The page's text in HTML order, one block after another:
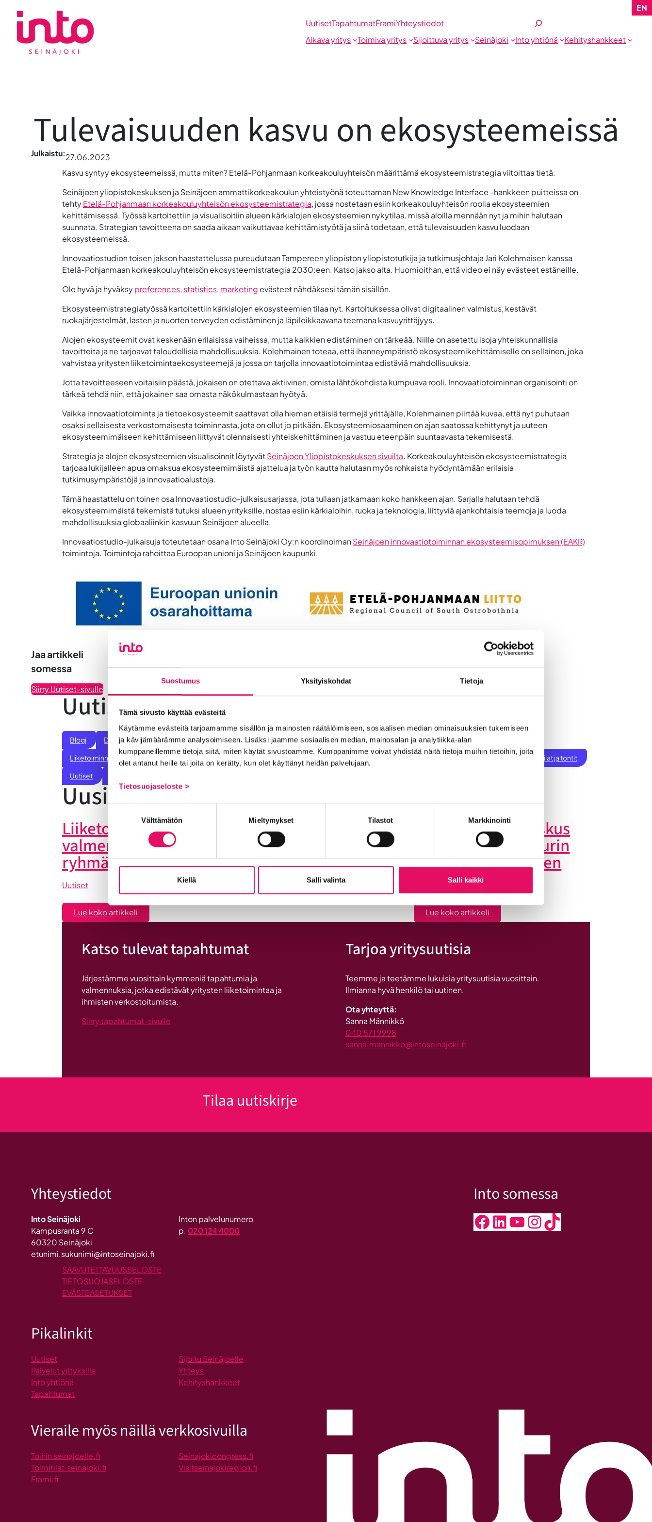
Suostumus Yksityiskohdat Tietoja
Tämä sivusto käyttää evästeitä
Käytämme evästeitä tarjoamamme sisällön ja mainosten räätälöimiseen, sosiaalisen median ominaisuuksien tukemiseen
ja kävijämäärämme analysoimiseen. Lisäksi jaamme sosiaalisen median, mainosalan ja analytiikka-alan
kumppaneillemme tietoja siitä, miten käytät sivustoamme. Kumppanimme voivat yhdistää näitä tietoja muihin tietoihin, joita
olet antanut heille tai joita on kerätty, kun olet käyttänyt heidän palvelujaan.
Tietosuojaseloste >
Välttämätön Mieltymykset Tilastot Markkinointi
Kiellä Salli valinta Salli kaikki
sisältöön
UutisetTapahtumatFramiYhteystiedot
Etsi
Alkava yritys
Toimiva yritys Sijoittuva yritys Seinäjoki Into yhtiönä Kehityshankkeet
EN
Tulevaisuuden kasvu on ekosysteemeissä
Julkaistu:27.06.2023
Kasvu syntyy ekosysteemeissä, mutta miten? Etelä-Pohjanmaan korkeakouluyhteisön määrittämä ekosysteemistrategia viitoittaa tietä.
Seinäjoen yliopistokeskuksen ja Seinäjoen ammattikorkeakoulun yhteistyönä toteuttaman New Knowledge Interface -hankkeen puitteissa on
tehtyEtelä-Pohjanmaan korkeakouluyhteisön ekosysteemistrategia, jossa nostetaan esiin korkeakouluyhteisön roolia ekosysteemien
kehittämisessä. Työssä kartoitettiin ja visualisoitiin alueen kärkialojen ekosysteemien nykytilaa, missä aloilla mennään nyt ja mihin halutaan
suunnata. Strategian tavoitteena on saada aikaan vaikuttavaa kehittämistyötä ja siinä todetaan, että tulevaisuuden kasvu luodaan
ekosysteemeissä.
Innovaatiostudion toisen jakson haastattelussa pureudutaan Tampereen yliopiston yliopistotutkija ja tutkimusjohtaja Jari Kolehmaisen kanssa
Etelä-Pohjanmaan korkeakouluyhteisön ekosysteemistrategia 2030:een. Katso jakso alta. Huomioithan, että video ei näy evästeet estäneille.
Ole hyvä ja hyväksypreferences, statistics, marketing evästeet nähdäksesi tämän sisällön.
Ekosysteemistrategiatyössä kartoitettiin kärkialojen ekosysteemien tilaa nyt. Kartoituksessa olivat digitaalinen valmistus, kestävät
ruokajärjestelmät, lasten ja nuorten terveyden edistäminen ja läpileikkaavana teemana kasvuyrittäjyys.
Alojen ekosysteemit ovat keskenään erilaisissa vaiheissa, mutta kaikkien edistäminen on tärkeää. Niille on asetettu isoja yhteiskunnallisia
tavoitteita ja ne tarjoavat taloudellisia mahdollisuuksia. Kolehmainen toteaa, että ihanneympäristö ekosysteemikehittämiselle on sellainen, joka
vahvistaa yritysten liiketoimintaekosysteemejä ja jossa on tarjolla innovaatiotoimintaa edistäviä mahdollisuuksia.
Jotta tavoitteeseen voitaisiin päästä, jokaisen on otettava aktiivinen, omista lähtökohdista kumpuava rooli. Innovaatiotoiminnan organisointi on
tärkeä tehdä niin, että jokainen saa omasta näkökulmastaan hyötyä.
Vaikka innovaatiotoiminta ja tietoekosysteemit saattavat olla hieman etäisiä termejä yrittäjälle, Kolehmainen piirtää kuvaa, että nyt puhutaan
osaksi sellaisesta verkostomaisesta toiminnasta, jota on ollut jo pitkään. Ekosysteemiosaaminen on ajan saatossa kehittynyt ja uuteen
ekosysteemimäiseen kehittämiseen liittyvät olennaisesti yhteiskehittäminen ja vastuu eteenpäin suuntaavasta tekemisestä.
Strategia ja alojen ekosysteemien visualisoinnit löytyvätSeinäjoen Yliopistokeskuksen sivuilta. Korkeakouluyhteisön ekosysteemistrategia
tarjoaa lukijalleen apua omaksua ekosysteemimäistä ajattelua ja työn kautta halutaan myös rohkaista hyödyntämään erilaisia
tutkimusympäristöjä ja innovaatioalustoja.
Tämä haastattelu on toinen osa Innovaatiostudio-julkaisusarjassa, jota tullaan jatkamaan koko hankkeen ajan. Sarjalla halutaan tehdä
ekosysteemimäistä tekemistä tutuksi alueen yrityksille, nostaa esiin kärkialoihin, ruoka ja teknologia, liittyviä ajankohtaisia teemoja ja luoda
mahdollisuuksia globaaliinkin kasvuun Seinäjoen alueella.
Innovaatiostudio-julkaisuja toteutetaan osana Into Seinäjoki Oy:n koordinoimanSeinäjoen innovaatiotoiminnan ekosysteemisopimuksen (EAKR)
toimintoja. Toimintoja rahoittaa Euroopan unioni ja Seinäjoen kaupunki.
Jaa artikkeli
somessa
Siirry Uutiset-sivulle
Uutiskategoriat
Blogi Digitalisaatio Ekosysteemi Into työpaikkana Kansainvälistyminen Liikeidea ja yrityksen perustaminen
Liiketoiminnan valmennukset Sijoittuminen Seinäjoelle Töihin Seinäjoelle Toimitilat ja tontit
Uutiset
Uusimmat uutiset
Liiketoiminta lentoon -
valmennuksessa hyödyt
ryhmän tuesta
Uutiset
Lue koko artikkeli
Liiketoiminta
-
valmennuksessa
ryhmän
tuesta
Maailma löysi Seinäjoen
Uutiset
Lue koko artikkeli:
Seinäjoen datakeskus
on Britannnian suurin
investointi Suomeen
Lue koko artikkeli
Seinäjoen
investointi
Katso tulevat tapahtumat
Järjestämme vuosittain kymmeniä tapahtumia ja
valmennuksia, jotka edistävät yritysten liiketoimintaa ja
ihmisten verkostoitumista.
Siirry tapahtumat-sivulle
Tarjoa yritysuutisia
Teemme ja teetämme lukuisia yritysuutisia vuosittain.
Ilmianna hyvä henkilö tai uutinen.
Ota yhteyttä:
Sanna Männikkö
040 571 9998
sanna.mannikko@intoseinajoki.fi
Tilaa uutiskirje
Yhteystiedot
Into Seinäjoki
Kampusranta 9 C
60320 Seinäjoki
etunimi.sukunimi@intoseinajoki.fi
Inton palvelunumero
p. 020 124 4000
Into somessa
Facebook LinkedIn YouTube InstagramTikTok
SAAVUTETTAVUUSSELOSTE
TIETOSUOJASELOSTE
EVÄSTEASETUKSET
Pikalinkit
Uutiset
Palvelut yrityksille
Into yhtiönä
Tapahtumat
Sijoitu Seinäjoelle
Yhteys
Kehityshankkeet
Vieraile myös näillä verkkosivuilla
Toihin seinajoelle.fi
Toimitilat.seinajoki.fi
Frami.fi
Seinajokicongress.fi
Visitseinajokiregion.fi